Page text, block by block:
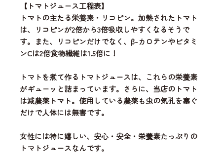
【トマトジュース工程表】
トマトの主たる栄養素・リコピン。加熱されたトマト
は、リコピンが2倍から3倍吸収しやすくなるそうで
す。また、リコピンだけでなく、β-カロテンやビタミ
ンCは2倍食物繊維は1.5倍に！
トマトを煮て作るトマトジュースは、これらの栄養素
がギューッと詰まっています。さらに、当店のトマト
は減農薬トマト。使用している農薬も虫の気孔を塞ぐ
だけで人体には無害です。
女性には特に嬉しい、安心・安全・栄養素たっぷりの
トマトジュースなんです。